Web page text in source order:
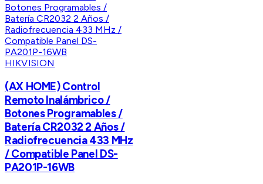
HIKVISION
(AX HOME) Control
Remoto Inalámbrico /
Botones Programables /
Batería CR2032 2 Años /
Radiofrecuencia 433 MHz
/ Compatible Panel DS-
PA201P-16WB